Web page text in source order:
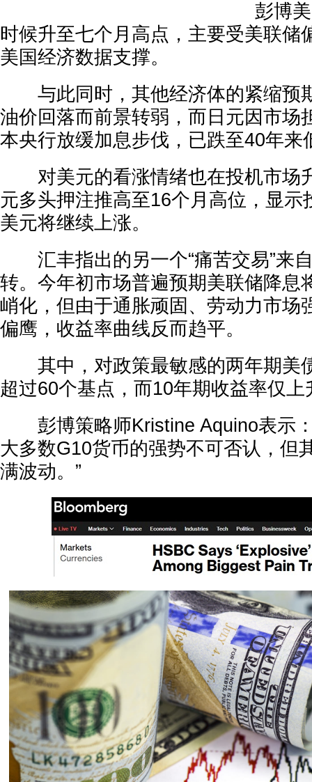
彭博美
时候升至七个月高点，主要受美联储
美国经济数据支撑。
与此同时，其他经济体的紧缩预
油价回落而前景转弱，而日元因市场
本央行放缓加息步伐，已跌至40年来
对美元的看涨情绪也在投机市场
元多头押注推高至16个月高位，显示
美元将继续上涨。
汇丰指出的另一个“痛苦交易”来
转。今年初市场普遍预期美联储降息
峭化，但由于通胀顽固、劳动力市场
偏鹰，收益率曲线反而趋平。
其中，对政策最敏感的两年期美
超过60个基点，而10年期收益率仅
彭博策略师Kristine Aquino表示：
大多数G10货币的强势不可否认，但
满波动。”